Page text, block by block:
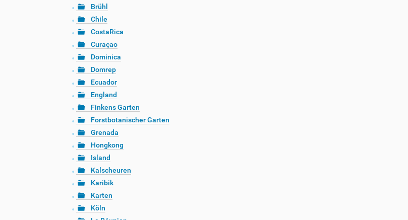
Brühl
Chile
CostaRica
Curaçao
Dominica
Domrep
Ecuador
England
Finkens Garten
Forstbotanischer Garten
Grenada
Hongkong
Island
Kalscheuren
Karibik
Karten
Köln